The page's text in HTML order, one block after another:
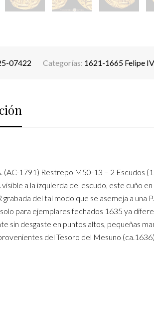
07422 Categorías: 1621-1665 Felipe IV,
(AC-1791) Restrepo M50-13 – 2 Escudos
visible a la izquierda del escudo, este cuño
grabada del tal modo que se asemeja a
para ejemplares fechados 1635 ya
sin desgaste en puntos altos, pequeñas
del Tesoro del Mesuno (ca.1636).